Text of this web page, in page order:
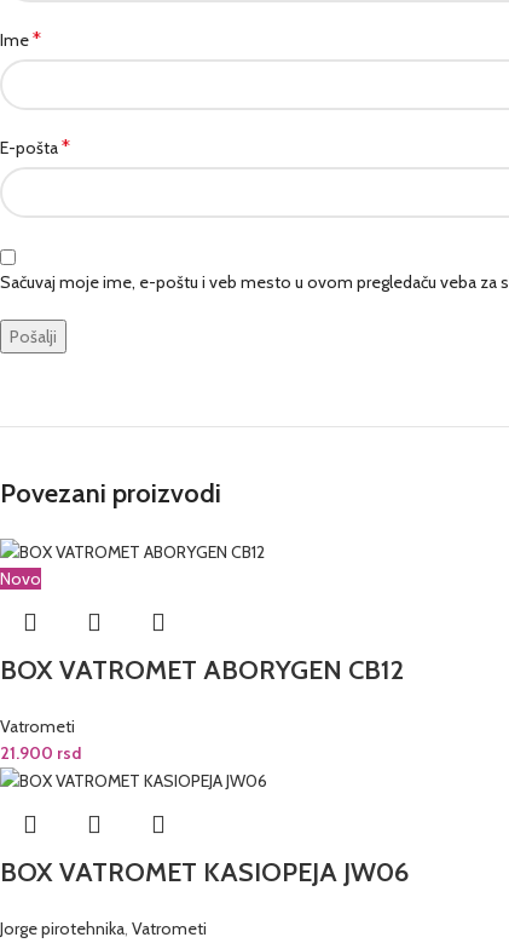
Ime*
E-pošta*
Sačuvaj moje ime, e-poštu i veb mesto u ovom pregledaču veba za
Povezani proizvodi
Novo
BOX VATROMET ABORYGEN CB12
Vatrometi
21.900 rsd
BOX VATROMET KASIOPEJA JW06
Jorge pirotehnika, Vatrometi